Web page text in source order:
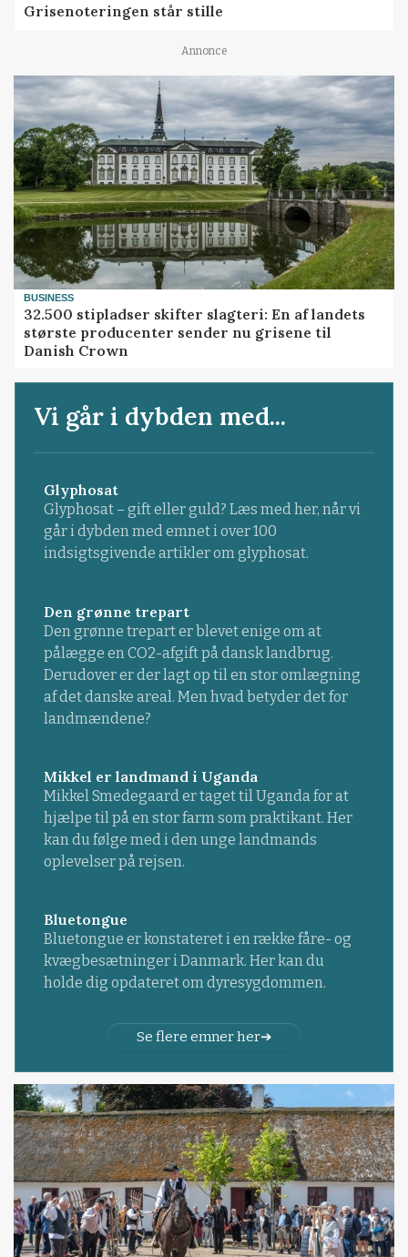
Grisenoteringen står stille
Annonce
BUSINESS
32.500 stipladser skifter slagteri: En af landets
største producenter sender nu grisene til
Danish Crown
Vi går i dybden med...
Glyphosat
Glyphosat – gift eller guld? Læs med her, når vi
går i dybden med emnet i over 100
indsigtsgivende artikler om glyphosat.
Den grønne trepart
Den grønne trepart er blevet enige om at
pålægge en CO2-afgift på dansk landbrug.
Derudover er der lagt op til en stor omlægning
af det danske areal. Men hvad betyder det for
landmændene?
Mikkel er landmand i Uganda
Mikkel Smedegaard er taget til Uganda for at
hjælpe til på en stor farm som praktikant. Her
kan du følge med i den unge landmands
oplevelser på rejsen.
Bluetongue
Bluetongue er konstateret i en række fåre- og
kvægbesætninger i Danmark. Her kan du
holde dig opdateret om dyresygdommen.
Se flere emner her